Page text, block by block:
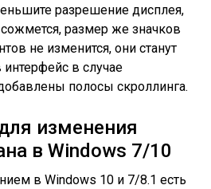
разрешение дисплея,
размер же значков
не изменится, они станут
в случае
полосы скроллинга.
изменения
в Windows 7/10
в Windows 10 и 7/8.1 есть